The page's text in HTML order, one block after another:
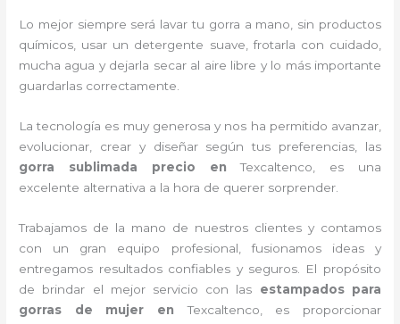
Lo mejor siempre será lavar tu gorra a mano, sin productos
químicos, usar un detergente suave, frotarla con cuidado,
mucha agua y dejarla secar al aire libre y lo más importante
guardarlas correctamente.
La tecnología es muy generosa y nos ha permitido avanzar,
evolucionar, crear y diseñar según tus preferencias, las
gorra sublimada precio enTexcaltenco, es una
excelente alternativa a la hora de querer sorprender.
Trabajamos de la mano de nuestros clientes y contamos
con un gran equipo profesional, fusionamos ideas y
entregamos resultados confiables y seguros. El propósito
de brindar el mejor servicio con las estampados para
gorras de mujer
enTexcaltenco, es proporcionar